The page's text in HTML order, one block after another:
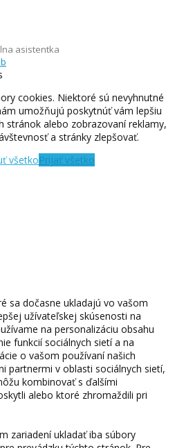
asistentka
cookies. Niektoré sú nevyhnutné
umožňujú poskytnúť vám lepšiu
stránok alebo zobrazovaní reklamy,
a stránky zlepšovať.
všetkoPrijať všetko
sa dočasne ukladajú vo vašom
užívateľskej skúsenosti na
na personalizáciu obsahu
funkcií sociálnych sietí a na
o vašom používaní našich
partnermi v oblasti sociálnych sietí,
kombinovať s ďalšími
alebo ktoré zhromaždili pri
zariadení ukladať iba súbory